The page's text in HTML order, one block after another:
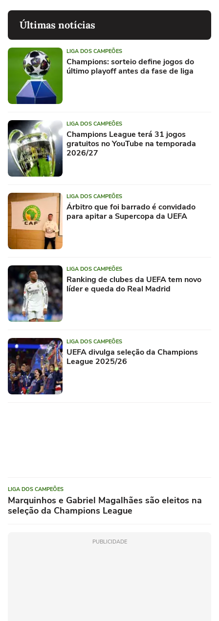
Últimas notícias
LIGA DOS CAMPEÕES
Champions: sorteio define jogos do
último playoff antes da fase de liga
LIGA DOS CAMPEÕES
Champions League terá 31 jogos
gratuitos no YouTube na temporada
2026/27
LIGA DOS CAMPEÕES
Árbitro que foi barrado é convidado
para apitar a Supercopa da UEFA
LIGA DOS CAMPEÕES
Ranking de clubes da UEFA tem novo
líder e queda do Real Madrid
LIGA DOS CAMPEÕES
UEFA divulga seleção da Champions
League 2025/26
LIGA DOS CAMPEÕES
Marquinhos e Gabriel Magalhães são eleitos na
seleção da Champions League
PUBLICIDADE